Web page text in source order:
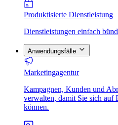
Produktisierte Dienstleistung
Dienstleistungen einfach
Anwendungsfälle
Marketingagentur
Kampagnen, Kunden und
verwalten, damit Sie sich auf
können.